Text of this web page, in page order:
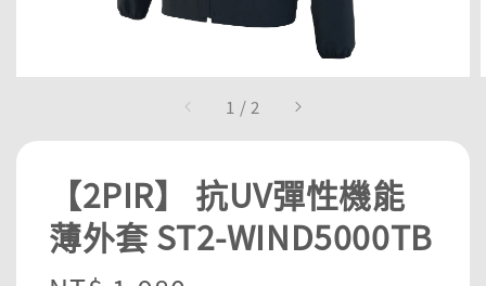
1 / 2
【2PIR】 抗UV彈性機能
薄外套 ST2-WIND5000TB